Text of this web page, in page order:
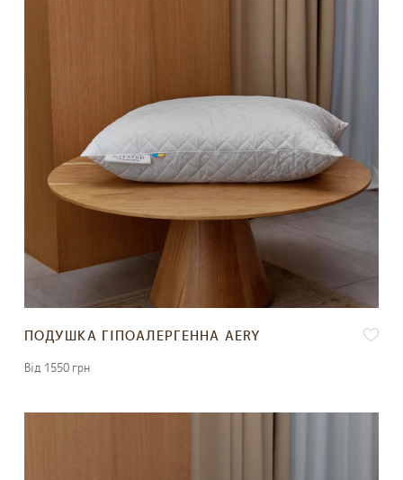
ПОДУШКА ГІПОАЛЕРГЕННА AERY
Вiд 1550 грн